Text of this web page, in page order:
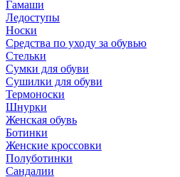
Гамаши
Ледоступы
Носки
Средства по уходу за обувью
Стельки
Сумки для обуви
Сушилки для обуви
Термоноски
Шнурки
Женская обувь
Ботинки
Женские кроссовки
Полуботинки
Сандалии